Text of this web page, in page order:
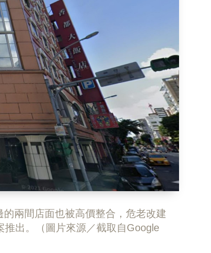
兩間店面也被高價整合，危老改建
出。（圖片來源／截取自Google